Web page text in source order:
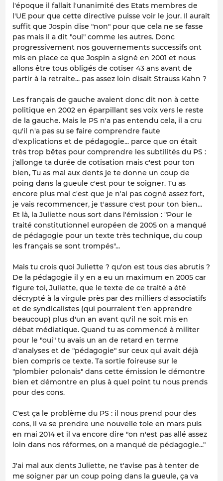
l'époque il fallait l'unanimité des Etats membres de
l'UE pour que cette directive puisse voir le jour. Il aurait
suffit que Jospin dise "non" pour que cela ne se fasse
pas mais il a dit "oui" comme les autres. Donc
progressivement nos gouvernements successifs ont
mis en place ce que Jospin a signé en 2001 et nous
allons être tous obligés de cotiser 43 ans avant de
partir à la retraite... pas assez loin disait Strauss Kahn ?
Les français de gauche avaient donc dit non à cette
politique en 2002 en éparpillant ses voix vers le reste
de la gauche. Mais le PS n'a pas entendu cela, il a cru
qu'il n'a pas su se faire comprendre faute
d'explications et de pédagogie... parce que on était
très trop bêtes pour comprendre les subtilités du PS :
j'allonge ta durée de cotisation mais c'est pour ton
bien, Tu as mal aux dents je te donne un coup de
poing dans la gueule c'est pour te soigner. Tu as
encore plus mal c'est que je n'ai pas cogné assez fort,
je vais recommencer, je t'assure c'est pour ton bien...
Et là, la Juliette nous sort dans l'émission : "Pour le
traité constitutionnel européen de 2005 on a manqué
de pédagogie pour un texte très technique, du coup
les français se sont trompés"...
Mais tu crois quoi Juliette ? qu'on est tous des abrutis ?
De la pédagogie il y en a eu un maximum en 2005 car
figure toi, Juliette, que le texte de ce traité a été
décrypté à la virgule près par des milliers d'associatifs
et de syndicalistes (qui pourraient t'en apprendre
beaucoup) plus d'un an avant qu'il ne soit mis en
débat médiatique. Quand tu as commencé à militer
pour le "oui" tu avais un an de retard en terme
d'analyses et de "pédagogie" sur ceux qui avait déjà
bien compris ce texte. Ta sortie foireuse sur le
"plombier polonais" dans cette émission le démontre
bien et démontre en plus à quel point tu nous prends
pour des cons.
C'est ça le problème du PS : il nous prend pour des
cons, il va se prendre une nouvelle tole en mars puis
en mai 2014 et il va encore dire "on n'est pas allé assez
loin dans nos réformes, on a manqué de pédagogie..."
J'ai mal aux dents Juliette, ne t'avise pas à tenter de
me soigner par un coup poing dans la gueule, ça va